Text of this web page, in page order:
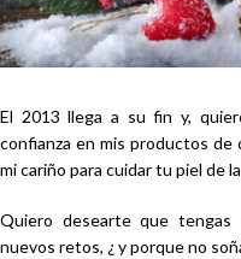
El 2013 llega a su fin y,
confianza en mis productos
mi cariño para cuidar tu piel de
Quiero desearte que tengas
nuevos retos, ¿ y porque no